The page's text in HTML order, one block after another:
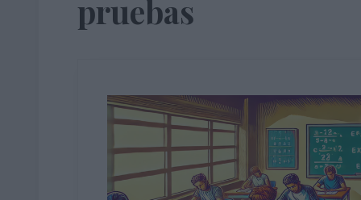
pruebas